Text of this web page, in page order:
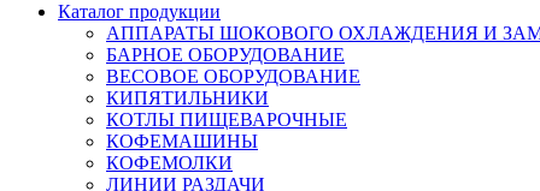
Каталог продукции
АППАРАТЫ ШОКОВОГО ОХЛАЖДЕНИЯ И
БАРНОЕ ОБОРУДОВАНИЕ
ВЕСОВОЕ ОБОРУДОВАНИЕ
КИПЯТИЛЬНИКИ
КОТЛЫ ПИЩЕВАРОЧНЫЕ
КОФЕМАШИНЫ
КОФЕМОЛКИ
ЛИНИИ РАЗДАЧИ